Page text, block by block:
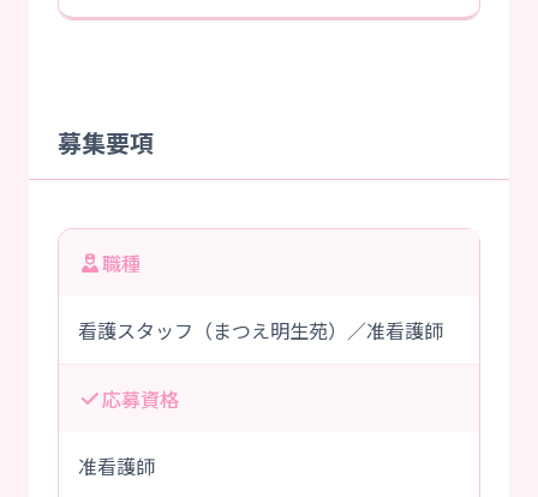
募集要項
職種
看護スタッフ（まつえ明生苑）／准看護師
応募資格
准看護師